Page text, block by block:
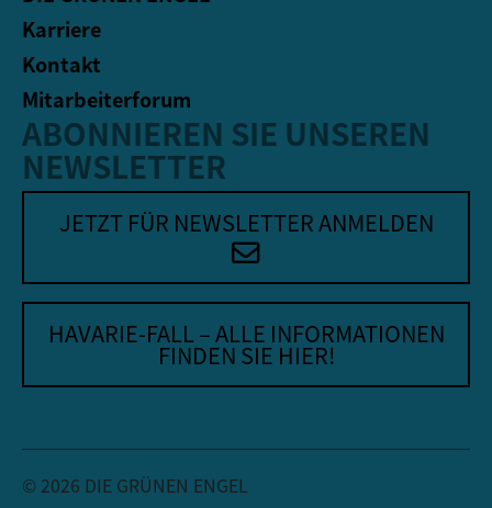
Karriere
Kontakt
Mitarbeiterforum
ABONNIEREN SIE UNSEREN
NEWSLETTER
JETZT FÜR NEWSLETTER ANMELDEN
HAVARIE-FALL – ALLE INFORMATIONEN
FINDEN SIE HIER!
© 2026 DIE GRÜNEN ENGEL